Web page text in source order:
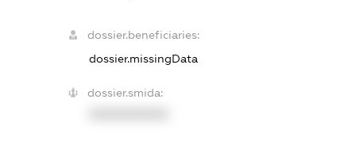
dossier.beneficiaries:
dossier.missingData
dossier.smida: